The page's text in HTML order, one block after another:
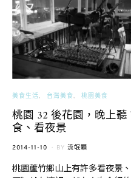
美食生活 台灣美食 桃園美食
桃園 32 後花園，晚上
食、看夜景
POSTED
2014-11-10 BY 流氓顆
桃園蘆竹鄉山上有許多看夜景